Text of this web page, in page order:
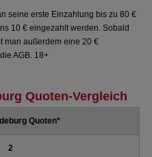
seine erste Einzahlung bis zu 80 €
10 € eingezahlt werden. Sobald
man außerdem eine 20 €
AGB. 18+
Quoten-Vergleich
Quoten*
2